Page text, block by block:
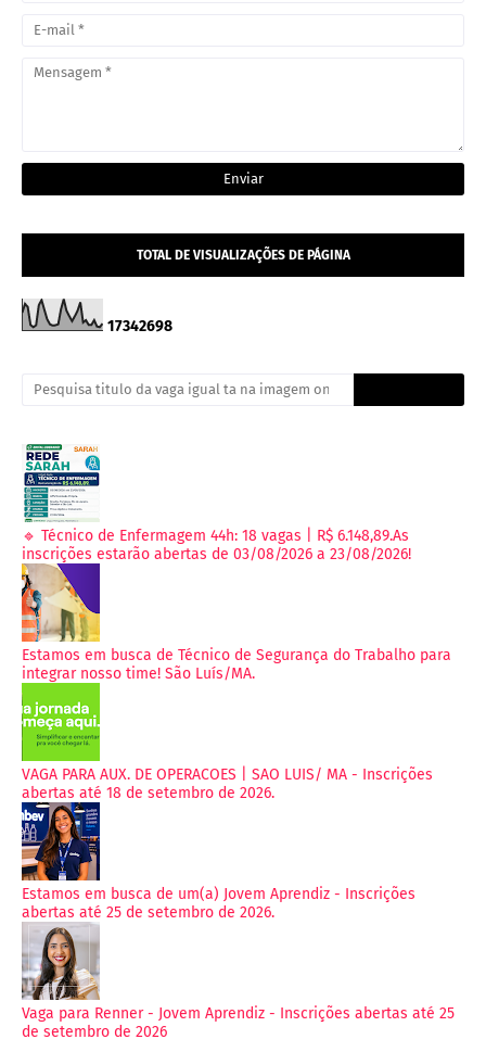
TOTAL DE VISUALIZAÇÕES DE PÁGINA
17342698
🔹 Técnico de Enfermagem 44h: 18 vagas | R$ 6.148,89.As
inscrições estarão abertas de 03/08/2026 a 23/08/2026!
Estamos em busca de Técnico de Segurança do Trabalho para
integrar nosso time! São Luís/MA.
VAGA PARA AUX. DE OPERACOES | SAO LUIS/ MA - Inscrições
abertas até 18 de setembro de 2026.
Estamos em busca de um(a) Jovem Aprendiz - Inscrições
abertas até 25 de setembro de 2026.
Vaga para Renner - Jovem Aprendiz - Inscrições abertas até 25
de setembro de 2026